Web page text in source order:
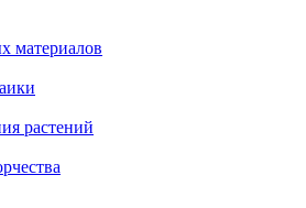
материалов
растений